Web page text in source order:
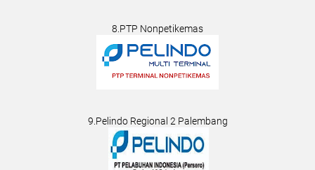
8.PTP Nonpetikemas
9.Pelindo Regional 2 Palembang